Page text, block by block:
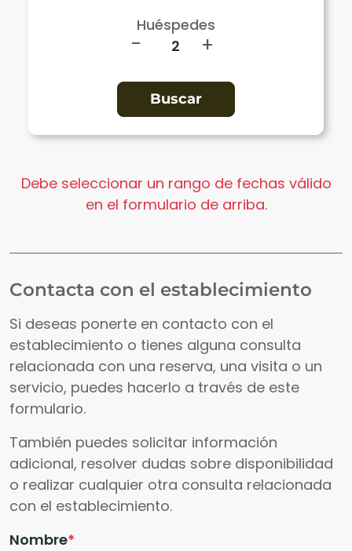
Huéspedes
- +
Debe seleccionar un rango de fechas válido
en el formulario de arriba.
Contacta con el establecimiento
Si deseas ponerte en contacto con el
establecimiento o tienes alguna consulta
relacionada con una reserva, una visita o un
servicio, puedes hacerlo a través de este
formulario.
También puedes solicitar información
adicional, resolver dudas sobre disponibilidad
o realizar cualquier otra consulta relacionada
con el establecimiento.
Nombre